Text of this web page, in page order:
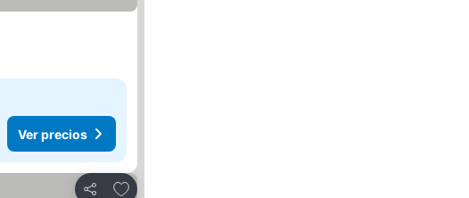
Ver precios
Agregar a favoritos